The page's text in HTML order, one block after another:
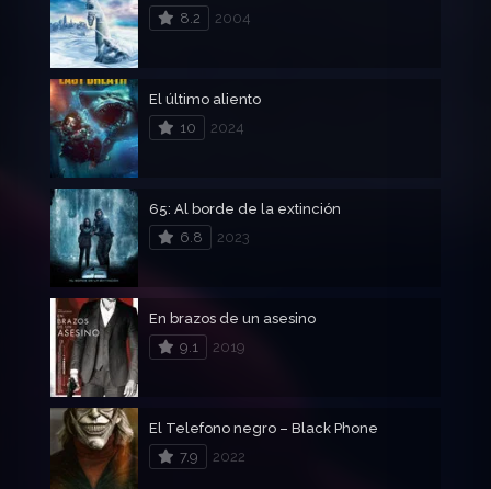
8.2
2004
El último aliento
10
2024
65: Al borde de la extinción
6.8
2023
En brazos de un asesino
9.1
2019
El Telefono negro – Black Phone
7.9
2022